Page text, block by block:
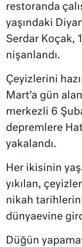
restoranda
yaşındaki
Serdar Koçak,
nişanlandı.
Çeyizlerini
Mart’a gün
merkezli 6
depremlere
yakalandı.
Her ikisinin
yıkılan,
nikah
dünyaevine
Düğün